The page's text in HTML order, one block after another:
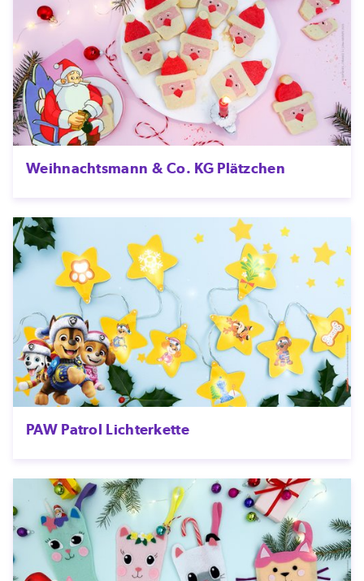
Weihnachtsmann & Co. KG Plätzchen
PAW Patrol Lichterkette